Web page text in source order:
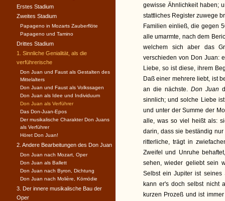
gewisse Ähnlichkeit haben;
stattliches Register zuwege
Familien einließ, die gegen
alle umarmte, nach dem
welchem sich aber das
verschieden von Don Juan:
Liebe, so ist diese, ihrem
Daß einer mehrere liebt, ist
an die nächste. Don Juan
sinnlich; und solche Liebe
und unter der Summe der
alle, was so viel heißt als:
darin, dass sie beständig
ritterliche, trägt in
Zweifel und Unruhe
sehen, wieder geliebt sein
Selbst ein Jupiter ist
kann er's doch selbst nicht
kurzen Prozeß und ist
Erstes Stadium
Zweites Stadium
Papageno in Mozarts Zauberflöte
Papageno und Tamino
Drittes Stadium
1. Sinnliche Genialität, als die
verführerische
Don Juan und Faust als Gestalten des
Mittelalters
Don Juan und Faust als Volkssagen
Don Juan als Idee und Individuum
Don Juan als Verführer
Das Don-Juan-Epos
Der musikalische Charakter Don Juans
als Verführer
Höret Don Juan!
2. Andere Bearbeitungen des Don Juan
Don Juan nach Mozart, Oper
Don Juan als Ballett
Don Juan nach Byron, Dichtung
Don Juan nach Molière, Kömödie
3. Der innere musikalische Bau der
Oper